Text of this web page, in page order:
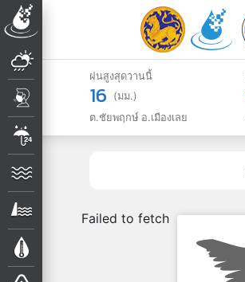
ฝนสูงสุดวานนี้
16
(มม.)
ต.ชัยพฤกษ์ อ.เมืองเลย
Failed to fetch